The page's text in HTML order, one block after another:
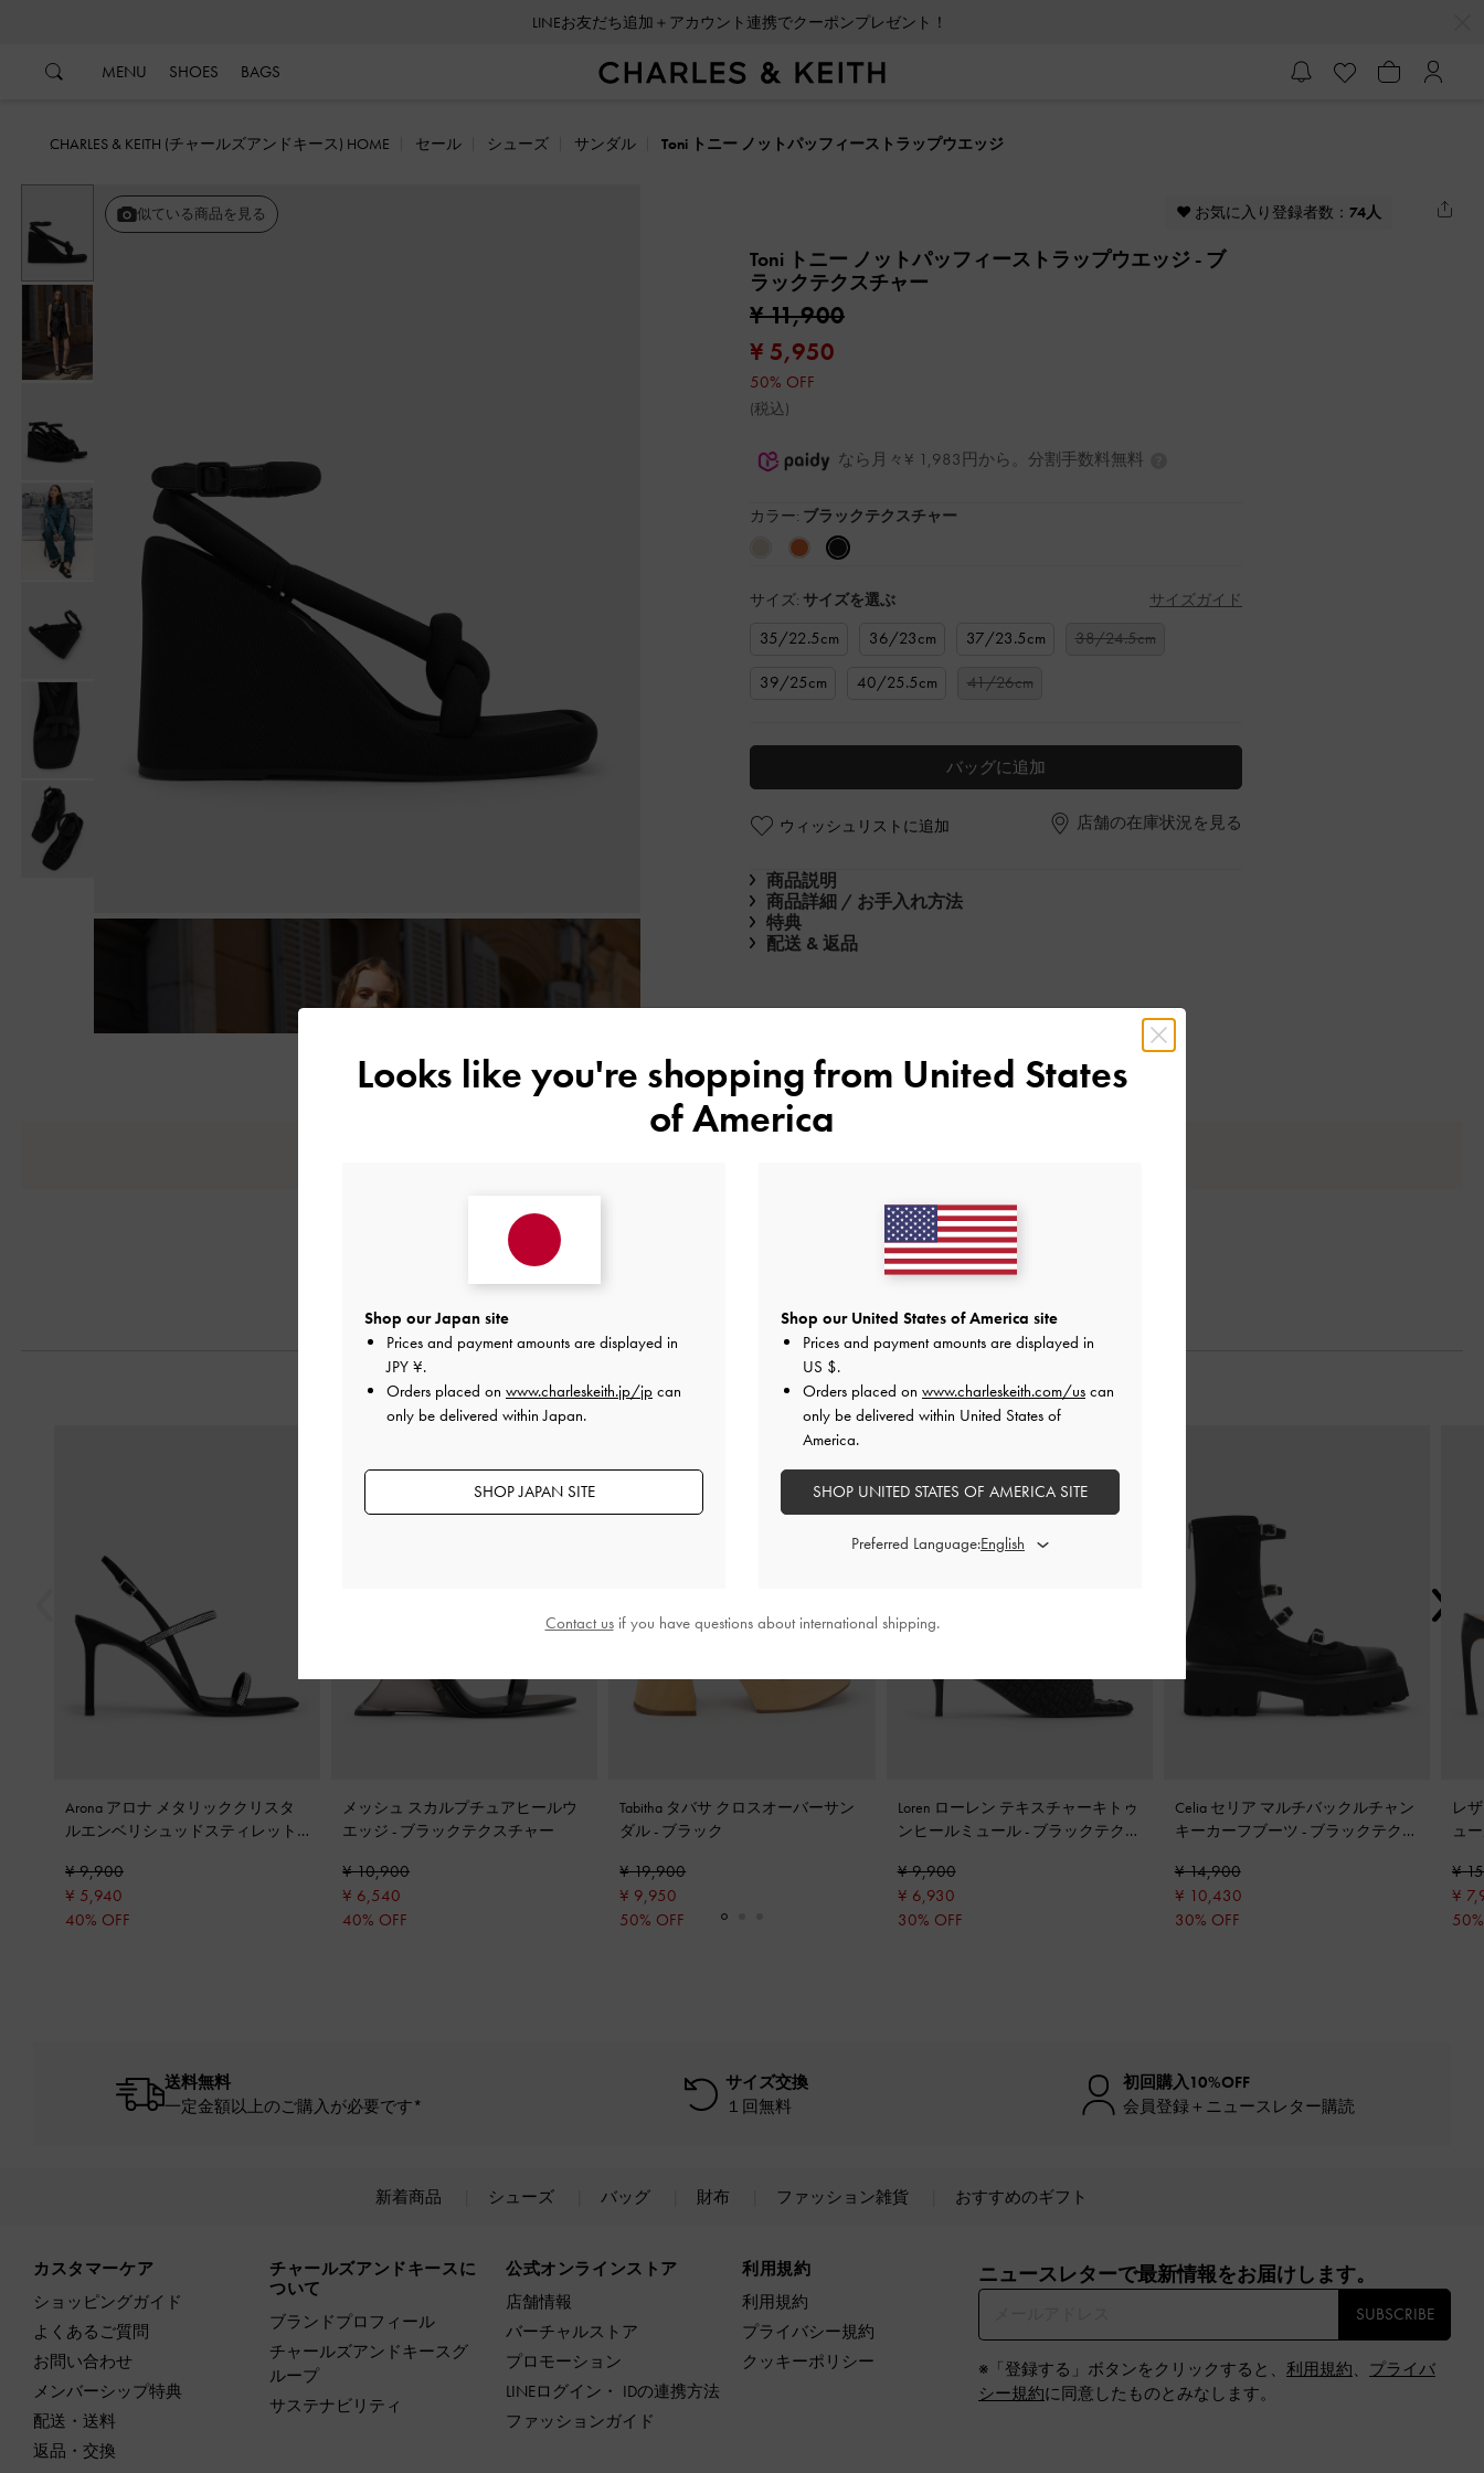
LINEお友だち追加＋アカウント連携でクーポンプレゼント！
MENU SHOES BAGS
CHARLES & KEITH (チャールズアンドキース) HOME セール シューズ サンダル Toni トニー ノットパッフィーストラップウエッジ
♥ お気に入り登録者数： 74人
似ている商品を見る
Toni トニー ノットパッフィーストラップウエッジ - ブ
ラックテクスチャー
¥ 11,900
¥ 5,950
50% OFF
(税込)
なら月々¥ 1,983円から。分割手数料無料
カラー: ブラックテクスチャー
サイズ: サイズを選ぶ サイズガイド
35/22.5cm 36/23cm 37/23.5cm
38/24.5cm
39/25cm
40/25.5cm 41/26cm
バッグに追加
ウィッシュリストに追加 店舗の在庫状況を見る
商品説明
商品詳細 / お手入れ方法
特典
配送 & 返品
おすすめのアイテム
Arona アロナ メタリッククリスタ
ルエンベリシュッドスティレット
ャー
¥ 9,900
¥ 5,940
40% OFF
メッシュ スカルプチュアヒールウ
エッジ - ブラックテクスチャー
¥ 10,900
¥ 6,540
40% OFF
Tabitha タバサ クロスオーバーサン
ダル - ブラック
¥ 19,900
¥ 9,950
50% OFF
Loren ローレン テキスチャーキトゥ
ンヒールミュール - ブラックテクス
¥ 9,900
¥ 6,930
30% OFF
Celia セリア マルチバックルチャン
キーカーフブーツ - ブラックテクス
¥ 14,900
¥ 10,430
30% OFF
レ
ュ
¥
¥
送料無料
一定金額以上のご購入が必要です*
サイズ交換
１回無料
初回購入10%OFF
会員登録＋ニュースレター購読
新着商品 シューズ バッグ 財布 ファッション雑貨 おすすめのギフト
カスタマーケア
ショッピングガイド
よくあるご質問
お問い合わせ
メンバーシップ特典
配送・送料
返品・交換
チャールズアンドキースに
ついて
ブランドプロフィール
チャールズアンドキースグ
ループ
サステナビリティ
公式オンラインストア
店舗情報
バーチャルストア
プロモーション
LINEログイン・ IDの連携方法
ファッションガイド
利用規約
利用規約
プライバシー規約
クッキーポリシー
ニュースレターで最新情報をお届けします。​
SUBSCRIBE
※「登録する」ボタンをクリックすると、 利用規約、 プライバ
シー規約に同意したものとみなします。
Looks like you're shopping from United States
of America
Shop our Japan site
Prices and payment amounts are displayed in
JPY ¥.
Orders placed on www.charleskeith.jp/jp can
only be delivered within Japan.
SHOP JAPAN SITE
Shop our United States of America site
Prices and payment amounts are displayed in
US $.
Orders placed on www.charleskeith.com/us can
only be delivered within United States of
America.
SHOP UNITED STATES OF AMERICA SITE
Preferred Language:
Contact usif you have questions about international shipping.